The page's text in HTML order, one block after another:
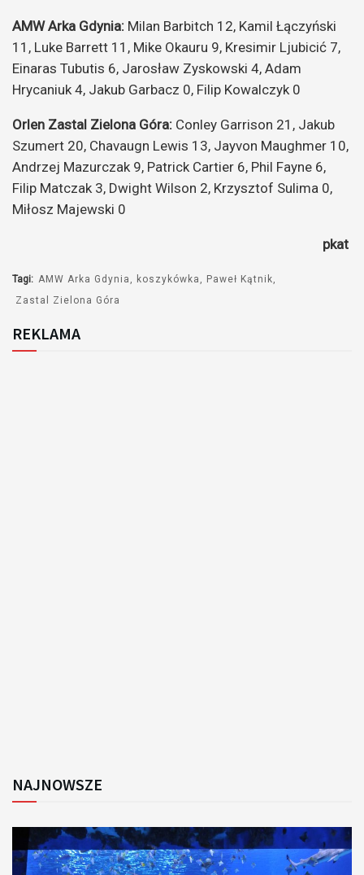
AMW Arka Gdynia: Milan Barbitch 12, Kamil Łączyński
11, Luke Barrett 11, Mike Okauru 9, Kresimir Ljubicić 7,
Einaras Tubutis 6, Jarosław Zyskowski 4, Adam
Hrycaniuk 4, Jakub Garbacz 0, Filip Kowalczyk 0
Orlen Zastal Zielona Góra: Conley Garrison 21, Jakub
Szumert 20, Chavaugn Lewis 13, Jayvon Maughmer 10,
Andrzej Mazurczak 9, Patrick Cartier 6, Phil Fayne 6,
Filip Matczak 3, Dwight Wilson 2, Krzysztof Sulima 0,
Miłosz Majewski 0
pkat
Tagi: AMW Arka Gdynia koszykówka
Paweł Kątnik
Zastal Zielona Góra
REKLAMA
NAJNOWSZE